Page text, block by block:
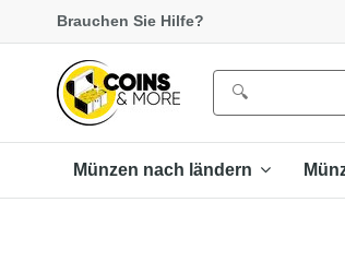
Brauchen Sie Hilfe?
Münzen nach ländern